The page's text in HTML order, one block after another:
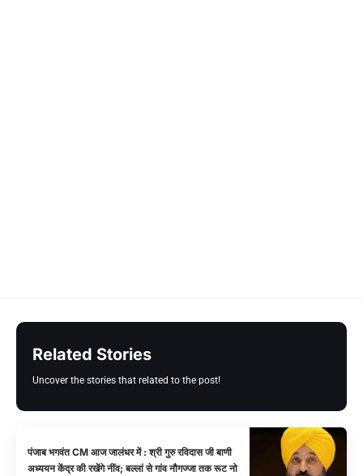
Related Stories
Uncover the stories that related to the post!
पंजाब भगवंत CM आज जालंधर में : श्री गुरु रविदास जी बाणी
अध्ययन केंद्र की रखेंगे नींव; बल्लां से गांव नौगज्जा तक रूट नो